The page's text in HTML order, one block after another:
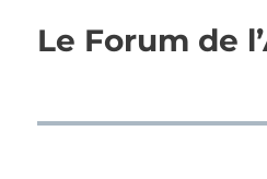
Le Forum de